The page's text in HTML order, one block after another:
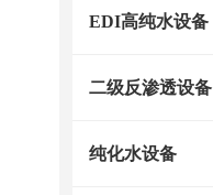
EDI高纯水设备
二级反渗透设备
纯化水设备